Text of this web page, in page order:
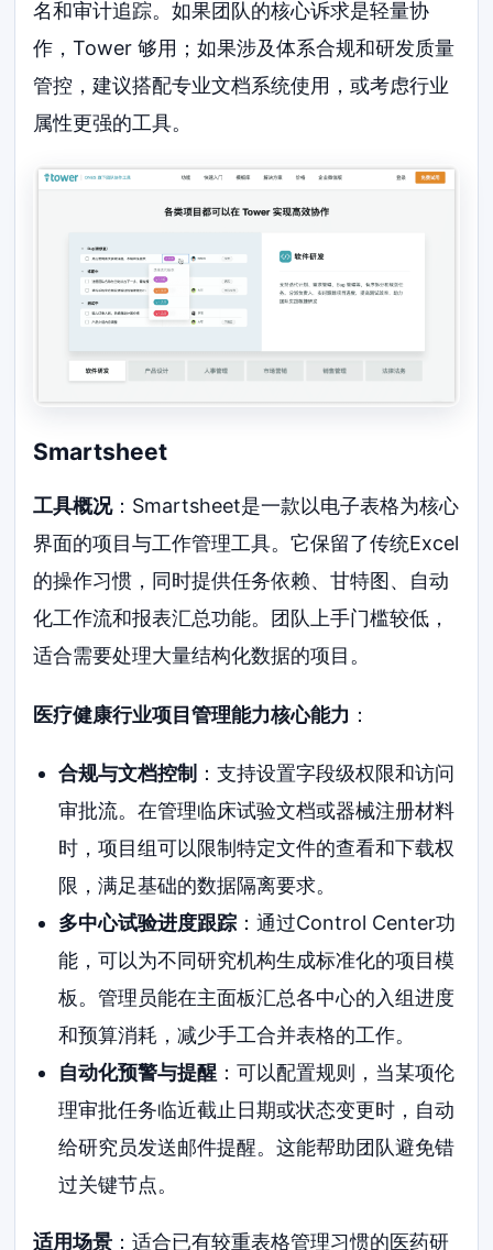
名和审计追踪。如果团队的核心诉求是轻量协
作，Tower 够用；如果涉及体系合规和研发质量
管控，建议搭配专业文档系统使用，或考虑行业
属性更强的工具。
Smartsheet
工具概况：Smartsheet是一款以电子表格为核心
界面的项目与工作管理工具。它保留了传统Excel
的操作习惯，同时提供任务依赖、甘特图、自动
化工作流和报表汇总功能。团队上手门槛较低，
适合需要处理大量结构化数据的项目。
医疗健康行业项目管理能力核心能力 ：
合规与文档控制 ：支持设置字段级权限和访问
审批流。在管理临床试验文档或器械注册材料
时，项目组可以限制特定文件的查看和下载权
限，满足基础的数据隔离要求。
多中心试验进度跟踪：通过Control Center功
能，可以为不同研究机构生成标准化的项目模
板。管理员能在主面板汇总各中心的入组进度
和预算消耗，减少手工合并表格的工作。
自动化预警与提醒：可以配置规则，当某项伦
理审批任务临近截止日期或状态变更时，自动
给研究员发送邮件提醒。这能帮助团队避免错
过关键节点。
适用场景 ：适合已有较重表格管理习惯的医药研